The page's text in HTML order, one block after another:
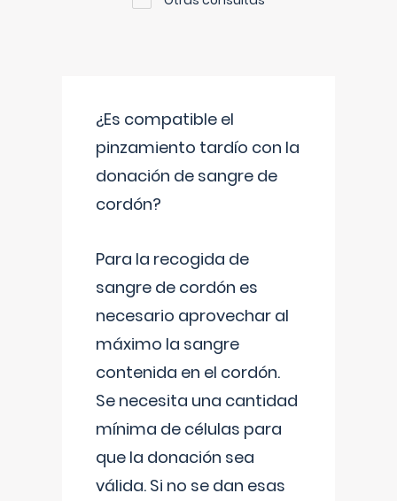
¿Es compatible el
pinzamiento tardío con la
donación de sangre de
cordón?
Para la recogida de
sangre de cordón es
necesario aprovechar al
máximo la sangre
contenida en el cordón.
Se necesita una cantidad
mínima de células para
que la donación sea
válida. Si no se dan esas